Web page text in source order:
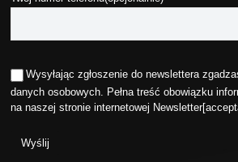
Wysyłając zgłoszenie do newslettera
danych osobowych. Pełna treść obowiązku
na naszej stronie internetowej Newsletter